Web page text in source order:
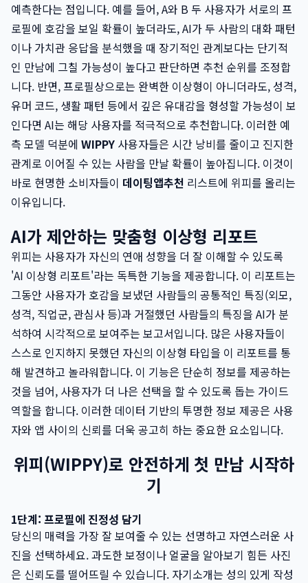
예측한다는 점입니다. 예를 들어, A와 B 두 사용자가 서로의 프
로필에 호감을 보일 확률이 높더라도, AI가 두 사람의 대화 패턴
이나 가치관 응답을 분석했을 때 장기적인 관계보다는 단기적
인 만남에 그칠 가능성이 높다고 판단하면 추천 순위를 조정합
니다. 반면, 프로필상으로는 완벽한 이상형이 아니더라도, 성격,
유머 코드, 생활 패턴 등에서 깊은 유대감을 형성할 가능성이 보
인다면 AI는 해당 사용자를 적극적으로 추천합니다. 이러한 예
측 모델 덕분에 WIPPY 사용자들은 시간 낭비를 줄이고 진지한
관계로 이어질 수 있는 사람을 만날 확률이 높아집니다. 이것이
바로 현명한 소비자들이 데이팅앱추천 리스트에 위피를 올리는
이유입니다.
AI가 제안하는 맞춤형 이상형 리포트
위피는 사용자가 자신의 연애 성향을 더 잘 이해할 수 있도록
'AI 이상형 리포트'라는 독특한 기능을 제공합니다. 이 리포트는
그동안 사용자가 호감을 보냈던 사람들의 공통적인 특징(외모,
성격, 직업군, 관심사 등)과 거절했던 사람들의 특징을 AI가 분
석하여 시각적으로 보여주는 보고서입니다. 많은 사용자들이
스스로 인지하지 못했던 자신의 이상형 타입을 이 리포트를 통
해 발견하고 놀라워합니다. 이 기능은 단순히 정보를 제공하는
것을 넘어, 사용자가 더 나은 선택을 할 수 있도록 돕는 가이드
역할을 합니다. 이러한 데이터 기반의 투명한 정보 제공은 사용
자와 앱 사이의 신뢰를 더욱 공고히 하는 중요한 요소입니다.
위피(WIPPY)로 안전하게 첫 만남 시작하
기
1단계: 프로필에 진정성 담기
당신의 매력을 가장 잘 보여줄 수 있는 선명하고 자연스러운 사
진을 선택하세요. 과도한 보정이나 얼굴을 알아보기 힘든 사진
은 신뢰도를 떨어뜨릴 수 있습니다. 자기소개는 성의 있게 작성